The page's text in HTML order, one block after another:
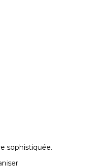
sophistiquée.